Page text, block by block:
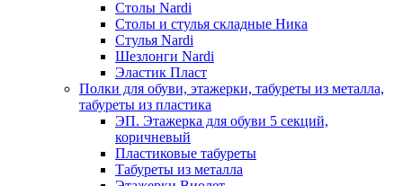
Столы Nardi
Столы и стулья складные Ника
Стулья Nardi
Шезлонги Nardi
Эластик Пласт
Полки для обуви, этажерки, табуреты из металла,
табуреты из пластика
ЭП. Этажерка для обуви 5 секций,
коричневый
Пластиковые табуреты
Табуреты из металла